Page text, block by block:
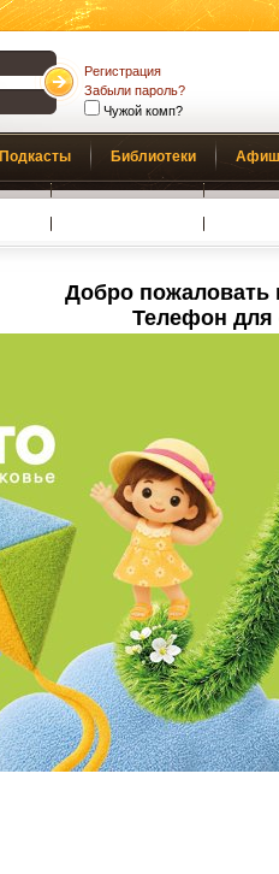
Регистрация
Забыли пароль?
Чужой комп?
Подкасты Библиотеки
Добро
Телефон для